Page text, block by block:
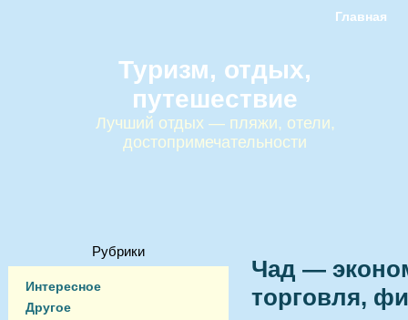
Главная
Туризм, отдых,
путешествие
Лучший отдых — пляжи, отели,
достопримечательности
Рубрики
Интересное
Другое
Чад —
торговля,